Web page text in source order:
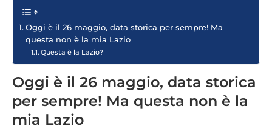
Oggi è il 26 maggio, data storica per sempre! Ma
questa non è la mia Lazio
Questa è la Lazio?
Oggi è il 26 maggio, data storica
per sempre! Ma questa non è la
mia Lazio